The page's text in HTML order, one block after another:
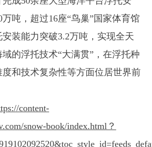
吨，超过16座“鸟巢”国家体育馆
装能力突破3.2万吨，实现全天
的浮托技术“大满贯”，在浮托种
和技术复杂性等方面位居世界前
content-
snow-book/index.html？